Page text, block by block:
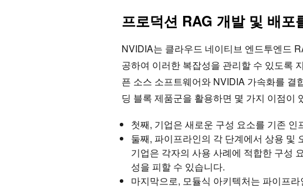
프로덕션 RAG 개발 및 배포
NVIDIA는 클라우드 네이티브 엔드투엔드
공하여 이러한 복잡성을 관리할 수 있도록
픈 소스 소프트웨어와 NVIDIA 가속화를 결
딩 블록 제품군을 활용하면 몇 가지 이점이
첫째, 기업은 새로운 구성 요소를 기존
둘째, 파이프라인의 각 단계에서 상용 및
기업은 각자의 사용 사례에 적합한 구성
성을 피할 수 있습니다.
마지막으로, 모듈식 아키텍처는 파이프